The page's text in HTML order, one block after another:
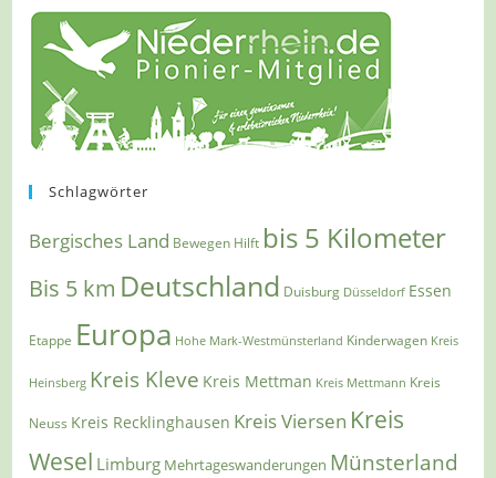
Schlagwörter
Bergisches Land Bewegen Hilft bis 5 Kilometer
Bis 5 km Deutschland Duisburg Düsseldorf Essen
Etappe Europa Hohe Mark-Westmünsterland Kinderwagen Kreis
Heinsberg Kreis Kleve Kreis Mettman Kreis Mettmann Kreis
Neuss Kreis Recklinghausen Kreis Viersen Kreis
Wesel Limburg Mehrtageswanderungen Münsterland